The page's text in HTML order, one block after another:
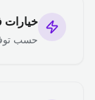
خيارات
حسب